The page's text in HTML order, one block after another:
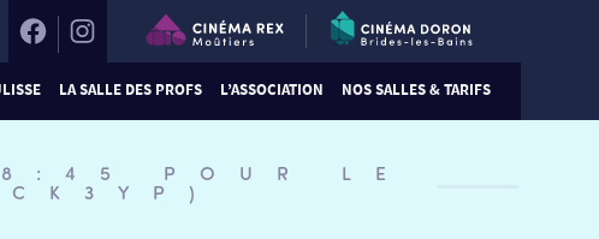
LA SALLE DES PROFS L’ASSOCIATION NOS SALLES & TARIFS
POUR LE